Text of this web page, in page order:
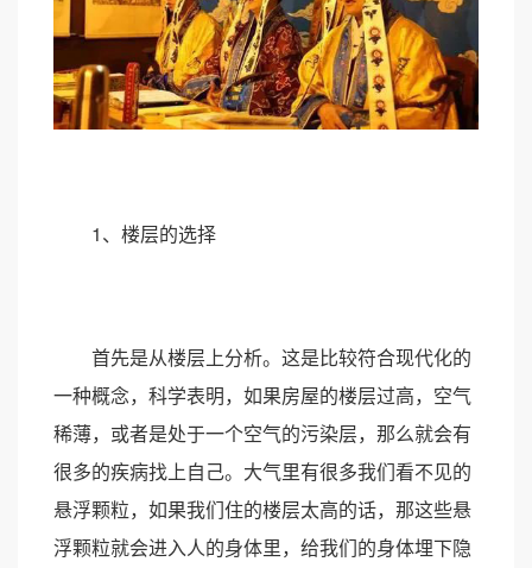
1、楼层的选择
首先是从楼层上分析。这是比较符合现代化的
一种概念，科学表明，如果房屋的楼层过高，空气
稀薄，或者是处于一个空气的污染层，那么就会有
很多的疾病找上自己。大气里有很多我们看不见的
悬浮颗粒，如果我们住的楼层太高的话，那这些悬
浮颗粒就会进入人的身体里，给我们的身体埋下隐